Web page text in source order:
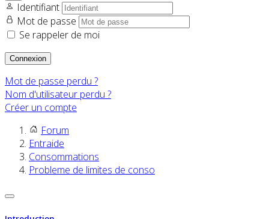
Identifiant
Mot de passe
Se rappeler de moi
Connexion
Mot de passe perdu ?
Nom d'utilisateur perdu ?
Créer un compte
Forum
Entraide
Consommations
Probleme de limites de conso